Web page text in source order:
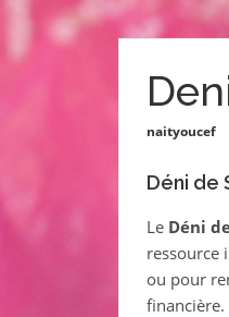
naityoucef
Déni de
Le Déni
ressource
ou pour
financière.